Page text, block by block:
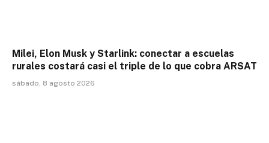
Milei, Elon Musk y Starlink: conectar a escuelas
rurales costará casi el triple de lo que cobra ARSAT
sábado, 8 agosto 2026